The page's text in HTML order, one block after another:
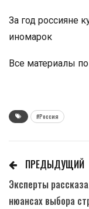
За год россияне
иномарок
Все материалы
#Россия
ПРЕДЫДУЩИЙ
Эксперты
нюансах выбора